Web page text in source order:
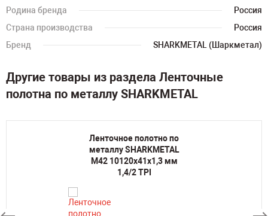
Родина бренда
Россия
Страна производства
Россия
Бренд
SHARKMETAL (Шаркметал)
Другие товары из раздела Ленточные
полотна по металлу SHARKMETAL
Ленточное полотно по
металлу SHARKMETAL
M42 10120х41х1,3 мм
1,4/2 TPI